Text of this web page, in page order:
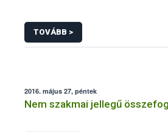
TOVÁBB >
2016. május 27, péntek
Nem szakmai jellegű